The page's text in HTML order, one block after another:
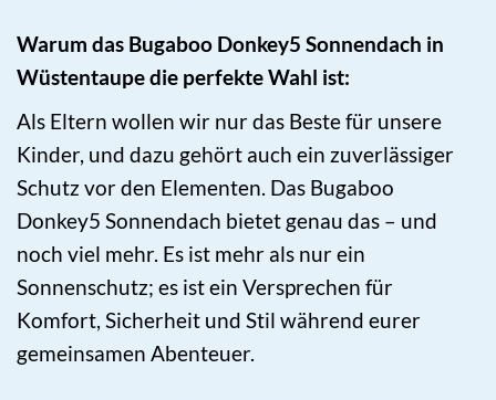
Warum das Bugaboo Donkey5 Sonnendach in
Wüstentaupe die perfekte Wahl ist:
Als Eltern wollen wir nur das Beste für unsere
Kinder, und dazu gehört auch ein zuverlässiger
Schutz vor den Elementen. Das Bugaboo
Donkey5 Sonnendach bietet genau das – und
noch viel mehr. Es ist mehr als nur ein
Sonnenschutz; es ist ein Versprechen für
Komfort, Sicherheit und Stil während eurer
gemeinsamen Abenteuer.